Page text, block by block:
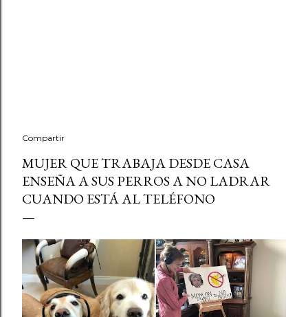
Compartir
MUJER QUE TRABAJA DESDE CASA
ENSEÑA A SUS PERROS A NO LADRAR
CUANDO ESTÁ AL TELÉFONO